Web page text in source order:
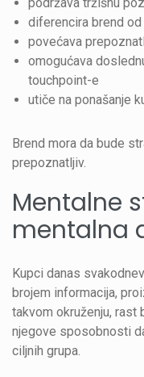
diferencira brend od
povećava
omogućava
touchpoint-e
utiče na ponašanje
Brend mora da bude
prepoznatljiv.
Mentalne
mentalna
Kupci danas
brojem informacija,
takvom okruženju, rast
njegove sposobnosti
ciljnih grupa.